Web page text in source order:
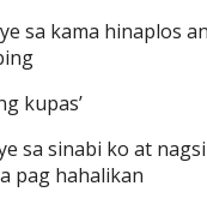
sa kama hinaplos
kupas’
sa sinabi ko at
pag hahalikan